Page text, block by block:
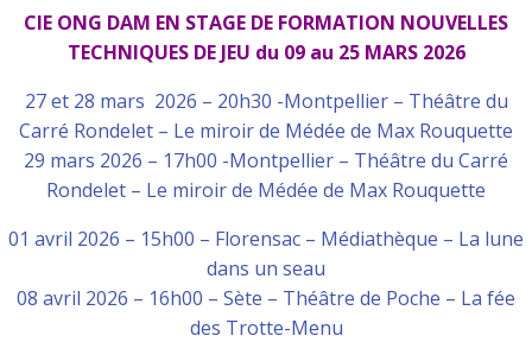
CIE ONG DAM EN STAGE DE FORMATION NOUVELLES
TECHNIQUES DE JEU du 09 au 25 MARS 2026
27 et 28 mars 2026 – 20h30 -Montpellier – Théâtre du
Carré Rondelet – Le miroir de Médée de Max Rouquette
29 mars 2026 – 17h00 -Montpellier – Théâtre du Carré
Rondelet – Le miroir de Médée de Max Rouquette
01 avril 2026 – 15h00 – Florensac – Médiathèque – La lune
dans un seau
08 avril 2026 – 16h00 – Sète – Théâtre de Poche – La fée
des Trotte-Menu